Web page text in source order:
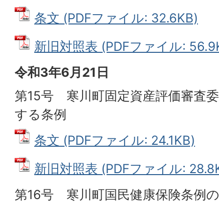
条文 (PDFファイル: 32.6KB)
新旧対照表 (PDFファイル:
令和3年6月21日
第15号 寒川町固定資産評価審査
する条例
条文 (PDFファイル: 24.1KB)
新旧対照表 (PDFファイル:
第16号 寒川町国民健康保険条例